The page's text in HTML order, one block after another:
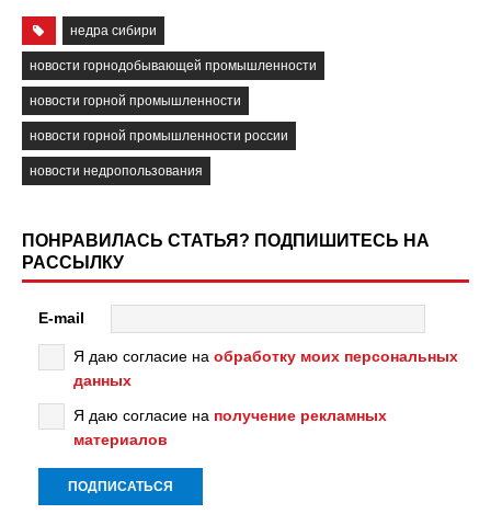
недра сибири
новости горнодобывающей промышленности
новости горной промышленности
новости горной промышленности россии
новости недропользования
ПОНРАВИЛАСЬ СТАТЬЯ? ПОДПИШИТЕСЬ НА
РАССЫЛКУ
E-mail
Я даю согласие на обработку моих персональных
данных
Я даю согласие на получение рекламных
материалов